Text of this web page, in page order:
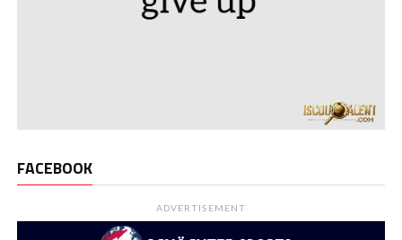
FACEBOOK
ADVERTISEMENT